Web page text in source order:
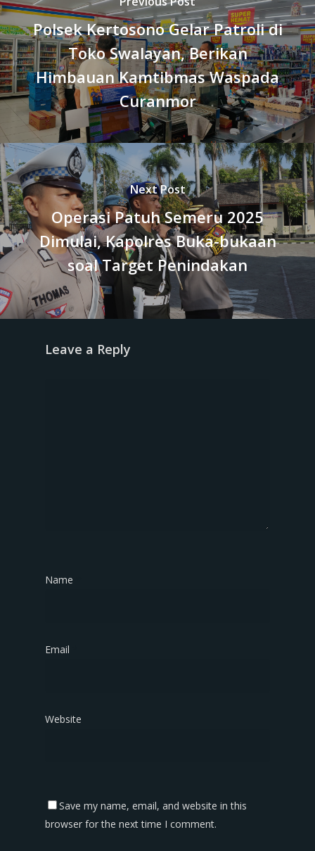
Polsek Kertosono Gelar Patroli di
Toko Swalayan, Berikan
Himbauan Kamtibmas Waspada
Curanmor
Next Post
Operasi Patuh Semeru 2025
Dimulai, Kapolres Buka-bukaan
soal Target Penindakan
Leave a Reply
Name
Email
Website
Save my name, email, and website in this
browser for the next time I comment.